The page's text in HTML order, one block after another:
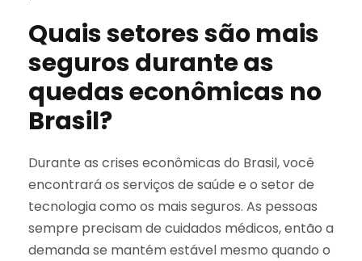
Quais setores são mais
seguros durante as
quedas econômicas no
Brasil?
Durante as crises econômicas do Brasil, você
encontrará os serviços de saúde e o setor de
tecnologia como os mais seguros. As pessoas
sempre precisam de cuidados médicos, então a
demanda se mantém estável mesmo quando o